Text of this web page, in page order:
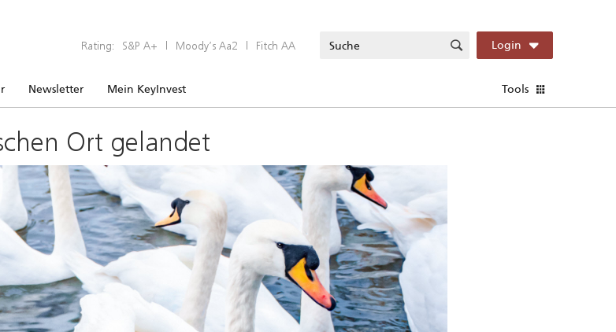
Rating: S&P A+ | Moody’s Aa2 | Fitch AA Login
Newsletter Mein KeyInvest Tools
Ort gelandet